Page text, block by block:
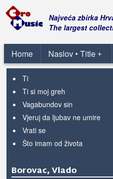
Najveća zbirka
The largest
Home +
Naslov • Title
Samo ti i ja
Sklopi oči
Sve dok živim
Svemu jednom dođe kraj
Ti
Ti si moj greh
Vagabundov sin
Vjeruj da ljubav ne umire
Vrati se
Što imam od života
Borovac, Vlado